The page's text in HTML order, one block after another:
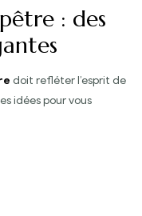
: des
doit refléter l’esprit de
idées pour vous